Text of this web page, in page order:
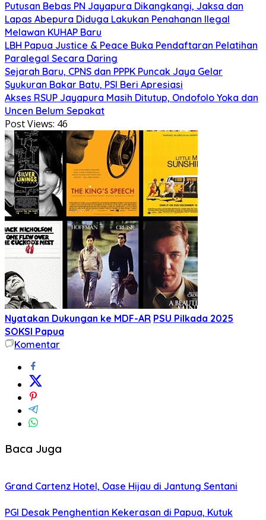
Putusan Bebas PN Jayapura Dikangkangi, Jaksa dan
Lapas Abepura Diduga Lakukan Penahanan Ilegal
Melawan KUHAP Baru
LBH Papua Justice & Peace Buka Pendaftaran Pelatihan
Paralegal Secara Daring
Sejarah Baru, CPNS dan PPPK Puncak Jaya Gelar
Syukuran Bakar Batu, PSI Beri Apresiasi
Akses RSUP Jayapura Masih Ditutup, Ondofolo Yoka dan
Uncen Belum Sepakat
Post Views: 46
Nyatakan Dukungan ke MDF-AR PSU Pilkada 2025
SOKSI Papua
Komentar
Baca Juga
Grand Cartenz Hotel, Oase Hijau di Jantung Sentani
PGI Desak Penghentian Kekerasan di Papua, Kutuk